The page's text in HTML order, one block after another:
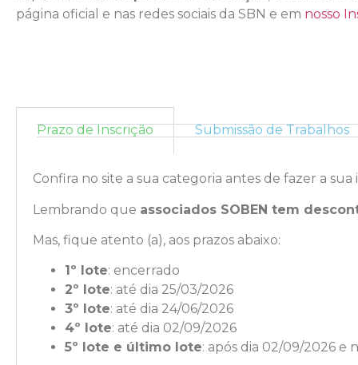
página oficial e nas redes sociais da SBN e em nosso
Prazo de Inscrição Submissão de Trabalhos
Confira no site a sua categoria antes de fazer a sua
Lembrando que associados SOBEN tem
Mas, fique atento (a), aos prazos abaixo:
1º lote: encerrado
2º lote: até dia 25/03/2026
3º lote: até dia 24/06/2026
4º lote: até dia 02/09/2026
5º lote e último lote: após dia 02/09/2026 e